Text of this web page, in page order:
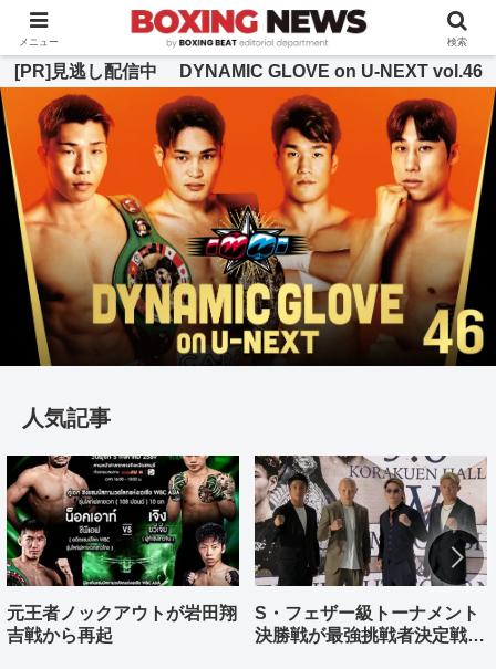
BOXING BEAT [ボクシング・ビート] 公式サイト
[PR]見逃し配信中 DYNAMIC GLOVE on U-NEXT vol.46
人気記事
元王者ノックアウトが岩田翔
吉戦から再起
S・フェザー級トーナメント
決勝戦が最強挑戦者決定戦兼
メニュー 検索